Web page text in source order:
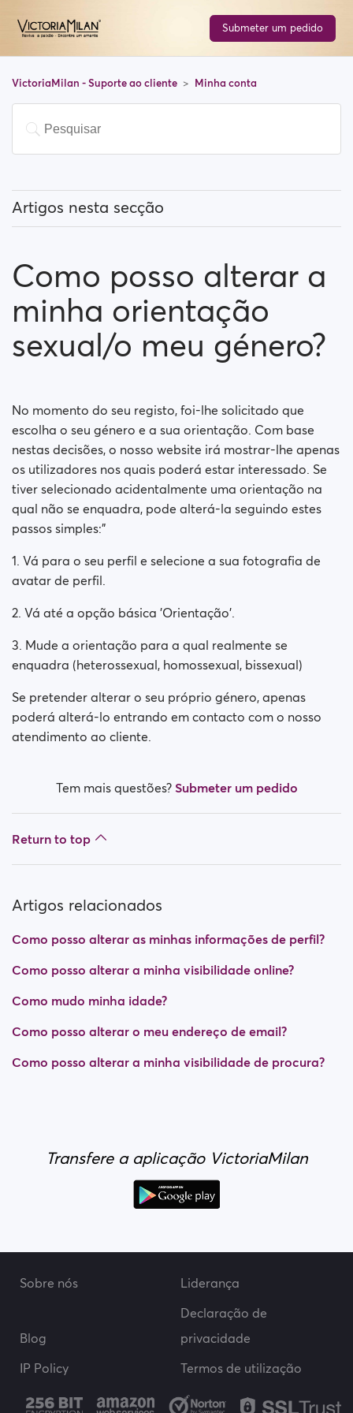
Submeter um pedido
VictoriaMilan - Suporte ao cliente Minha conta
Artigos nesta secção
Como posso alterar a minha palavra-passe?
Como posso alterar as minhas informações de perfil?
Como posso alterar a minha orientação sexual/o
Como desativo a minha conta?
Como posso alterar a minha visibilidade de procura?
Como posso alterar a minha visibilidade online?
Como mudo minha idade?
Como mudo meu nome de usuário?
Como posso alterar a
minha orientação
sexual/o meu género?
No momento do seu registo, foi-lhe solicitado que
escolha o seu género e a sua orientação. Com base
nestas decisões, o nosso website irá mostrar-lhe apenas
os utilizadores nos quais poderá estar interessado. Se
tiver selecionado acidentalmente uma orientação na
qual não se enquadra, pode alterá-la seguindo estes
passos simples:"
1. Vá para o seu perfil e selecione a sua fotografia de
avatar de perfil.
2. Vá até a opção básica 'Orientação'.
3. Mude a orientação para a qual realmente se
enquadra (heterossexual, homossexual, bissexual)
Se pretender alterar o seu próprio género, apenas
poderá alterá-lo entrando em contacto com o nosso
atendimento ao cliente.
Tem mais questões? Submeter um pedido
Return to top
Artigos relacionados
Como posso alterar as minhas informações de perfil?
Como posso alterar a minha visibilidade online?
Como mudo minha idade?
Como posso alterar o meu endereço de email?
Como posso alterar a minha visibilidade de procura?
Transfere a aplicação VictoriaMilan
Sobre nós Liderança
Blog
Declaração de
privacidade
IP Policy
Termos de utilização